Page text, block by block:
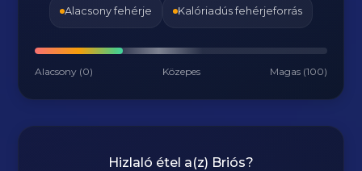
Alacsony fehérje Kalóriadús fehérjeforrás
Alacsony (0) Közepes Magas (100)
Hizlaló étel a(z) Briós?